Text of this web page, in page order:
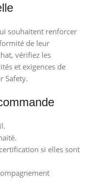
souhaitent renforcer
de leur
vérifiez les
et exigences de
Safety.
si elles sont